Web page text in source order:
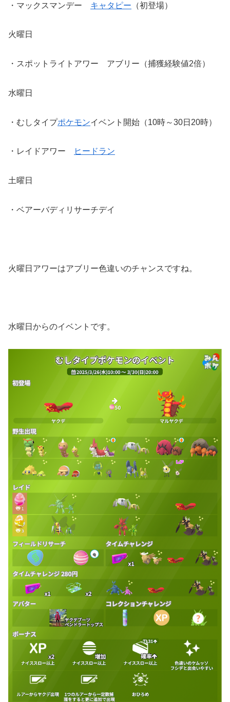
・マックスマンデー キャタピー （初登場）
火曜日
・スポットライトアワー アブリー（捕獲経験値2倍）
水曜日
・むしタイプポケモンイベント開始（10時～30日20時）
・レイドアワー ヒードラン
土曜日
・ベアーバディリサーチデイ
火曜日アワーはアブリー色違いのチャンスですね。
水曜日からのイベントです。